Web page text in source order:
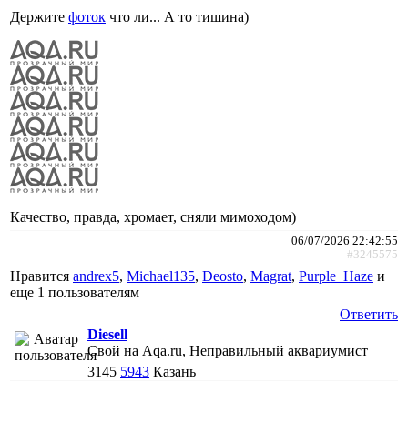
Держите фоток что ли... А то тишина)
Качество, правда, хромает, сняли мимоходом)
06/07/2026 22:42:55
#3245575
Нравится andrex5, Michael135, Deosto, Magrat, Purple_Haze и
еще 1 пользователям
Ответить
Diesell
Свой на Aqa.ru, Неправильный аквариумист
3145 5943 Казань